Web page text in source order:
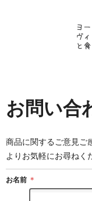
お問い合
商品に関するご意見ご
よりお気軽にお尋ねく
お名前 ＊